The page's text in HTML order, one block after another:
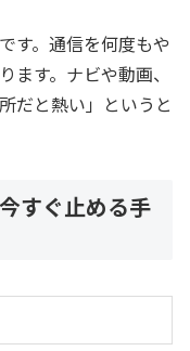
す。通信を何度もや
ます。ナビや動画、
だと熱い」というと
すぐ止める手